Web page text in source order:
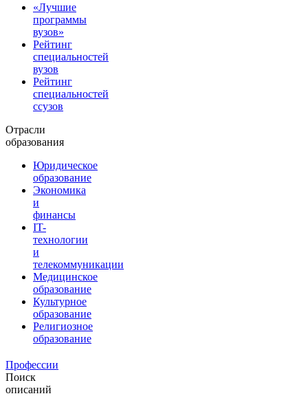
«Лучшие
программы
вузов»
Рейтинг
специальностей
вузов
Рейтинг
специальностей
ссузов
Отрасли
образования
Юридическое
образование
Экономика
и
финансы
IT-
технологии
и
телекоммуникации
Медицинское
образование
Культурное
образование
Религиозное
образование
Профессии
Поиск
описаний